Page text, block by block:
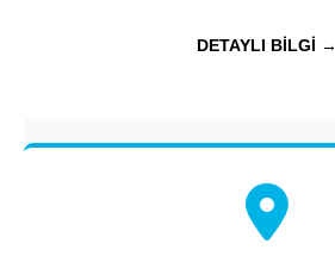
DETAYLI BİLGİ →